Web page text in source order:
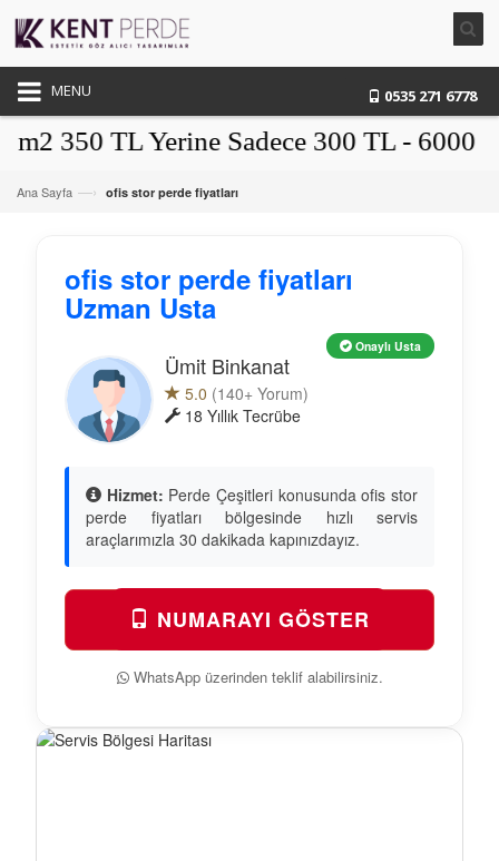
0535 271 6778
MENU
TL Yerine Sadece 300 TL - 6000
Ana Sayfa —› ofis stor perde fiyatları
ofis stor perde fiyatları
Uzman Usta
Onaylı Usta
Ümit Binkanat
5.0 (140+ Yorum)
18 Yıllık Tecrübe
Hizmet: Perde Çeşitleri konusunda ofis stor
perde fiyatları bölgesinde hızlı servis
araçlarımızla 30 dakikada kapınızdayız.
NUMARAYI GÖSTER
WhatsApp üzerinden teklif alabilirsiniz.